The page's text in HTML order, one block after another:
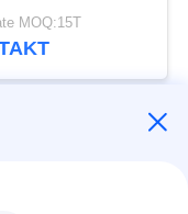
300mm für
MOQ:15T